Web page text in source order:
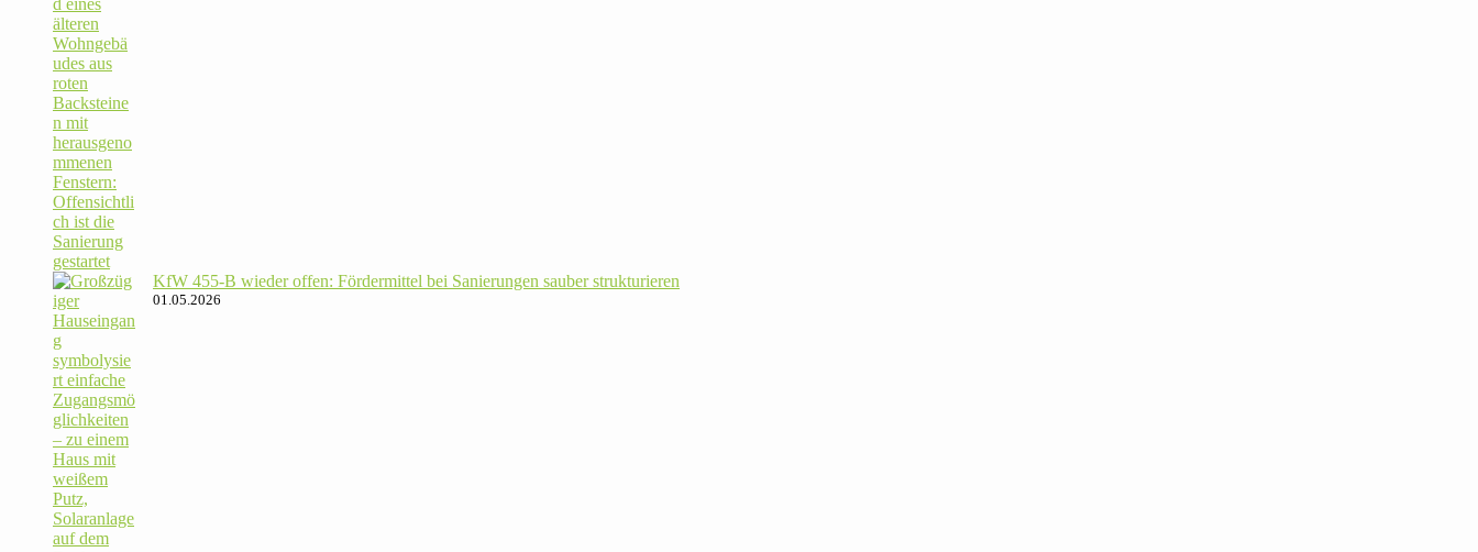
KfW 455‑B wieder offen: För­der­mittel bei Sanie­rungen sauber strukturieren
01.05.2026